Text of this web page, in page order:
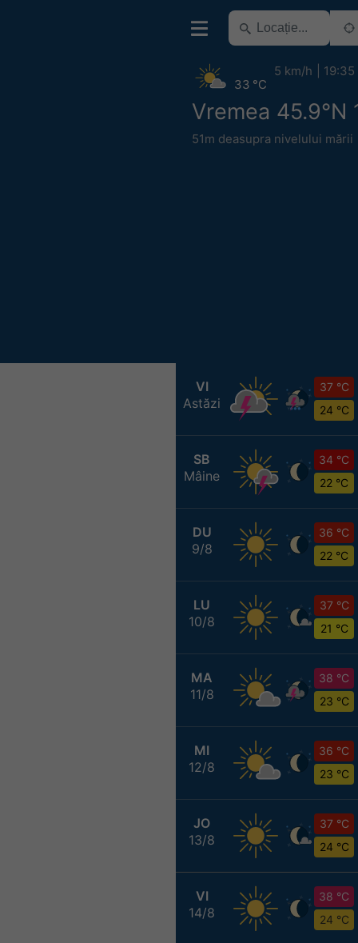
Vremea 45.9°N
51m deasupra nivelului mării
33 °C
5 km/h 19:35
VI
Astăzi
37 °C
24 °C
SB
Mâine
34 °C
22 °C
DU
9/8
36 °C
22 °C
LU
10/8
37 °C
21 °C
MA
11/8
38 °C
23 °C
MI
12/8
36 °C
23 °C
JO
13/8
37 °C
24 °C
VI
14/8
38 °C
24 °C